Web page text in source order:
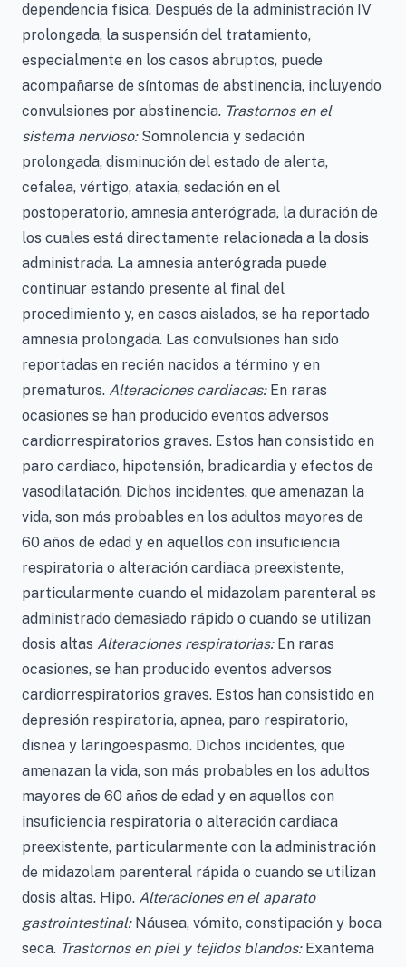
dependencia física. Después de la administración IV
prolongada, la suspensión del tratamiento,
especialmente en los casos abruptos, puede
acompañarse de síntomas de abstinencia, incluyendo
convulsiones por abstinencia. Trastornos en el
sistema nervioso:Somnolencia y sedación
prolongada, disminución del estado de alerta,
cefalea, vértigo, ataxia, sedación en el
postoperatorio, amnesia anterógrada, la duración de
los cuales está directamente relacionada a la dosis
administrada. La amnesia anterógrada puede
continuar estando presente al final del
procedimiento y, en casos aislados, se ha reportado
amnesia prolongada. Las convulsiones han sido
reportadas en recién nacidos a término y en
prematuros. Alteraciones cardiacas:En raras
ocasiones se han producido eventos adversos
cardiorrespiratorios graves. Estos han consistido en
paro cardiaco, hipotensión, bradicardia y efectos de
vasodilatación. Dichos incidentes, que amenazan la
vida, son más probables en los adultos mayores de
60 años de edad y en aquellos con insuficiencia
respiratoria o alteración cardiaca preexistente,
particularmente cuando el midazolam parenteral es
administrado demasiado rápido o cuando se utilizan
dosis altas Alteraciones respiratorias:En raras
ocasiones, se han producido eventos adversos
cardiorrespiratorios graves. Estos han consistido en
depresión respiratoria, apnea, paro respiratorio,
disnea y laringoespasmo. Dichos incidentes, que
amenazan la vida, son más probables en los adultos
mayores de 60 años de edad y en aquellos con
insuficiencia respiratoria o alteración cardiaca
preexistente, particularmente con la administración
de midazolam parenteral rápida o cuando se utilizan
dosis altas. Hipo. Alteraciones en el aparato
gastrointestinal:Náusea, vómito, constipación y boca
seca. Trastornos en piel y tejidos blandos:Exantema